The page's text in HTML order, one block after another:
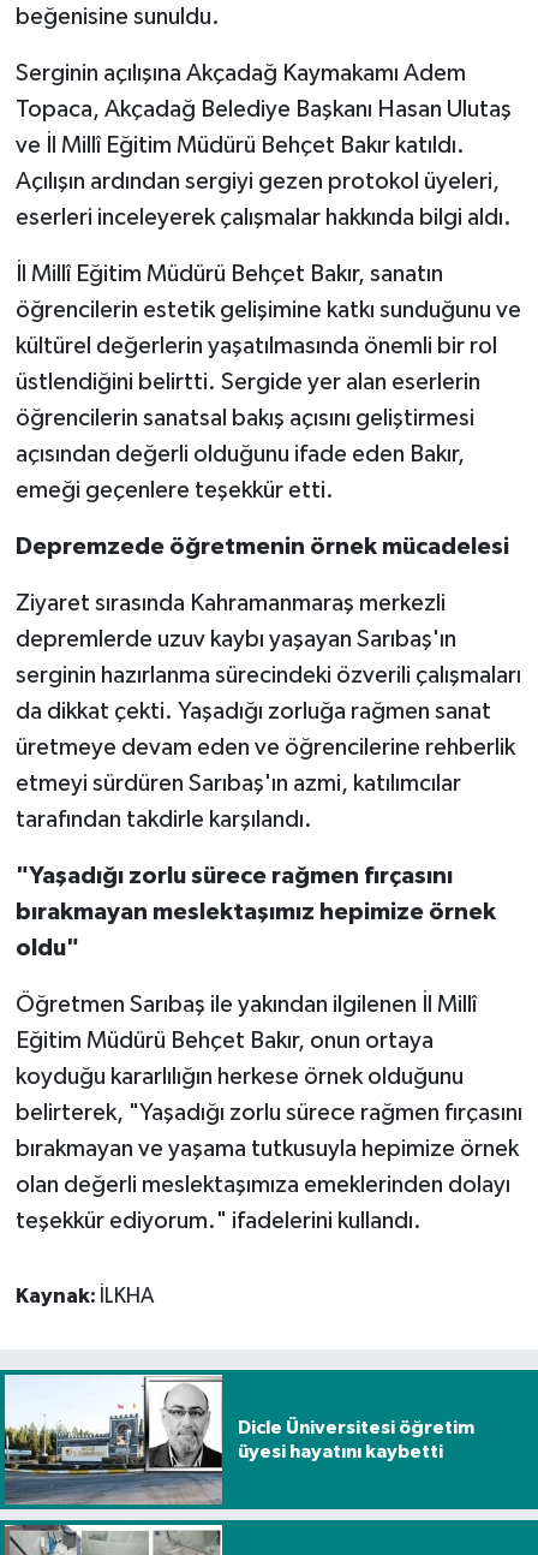
beğenisine sunuldu.
Serginin açılışına Akçadağ Kaymakamı Adem
Topaca, Akçadağ Belediye Başkanı Hasan Ulutaş
ve İl Millî Eğitim Müdürü Behçet Bakır katıldı.
Açılışın ardından sergiyi gezen protokol üyeleri,
eserleri inceleyerek çalışmalar hakkında bilgi aldı.
İl Millî Eğitim Müdürü Behçet Bakır, sanatın
öğrencilerin estetik gelişimine katkı sunduğunu ve
kültürel değerlerin yaşatılmasında önemli bir rol
üstlendiğini belirtti. Sergide yer alan eserlerin
öğrencilerin sanatsal bakış açısını geliştirmesi
açısından değerli olduğunu ifade eden Bakır,
emeği geçenlere teşekkür etti.
Depremzede öğretmenin örnek mücadelesi
Ziyaret sırasında Kahramanmaraş merkezli
depremlerde uzuv kaybı yaşayan Sarıbaş'ın
serginin hazırlanma sürecindeki özverili çalışmaları
da dikkat çekti. Yaşadığı zorluğa rağmen sanat
üretmeye devam eden ve öğrencilerine rehberlik
etmeyi sürdüren Sarıbaş'ın azmi, katılımcılar
tarafından takdirle karşılandı.
"Yaşadığı zorlu sürece rağmen fırçasını
bırakmayan meslektaşımız hepimize örnek
oldu"
Öğretmen Sarıbaş ile yakından ilgilenen İl Millî
Eğitim Müdürü Behçet Bakır, onun ortaya
koyduğu kararlılığın herkese örnek olduğunu
belirterek, "Yaşadığı zorlu sürece rağmen fırçasını
bırakmayan ve yaşama tutkusuyla hepimize örnek
olan değerli meslektaşımıza emeklerinden dolayı
teşekkür ediyorum." ifadelerini kullandı.
Kaynak: İLKHA
Dicle Üniversitesi öğretim
üyesi hayatını kaybetti
Siyaset
Spor
Yaşam